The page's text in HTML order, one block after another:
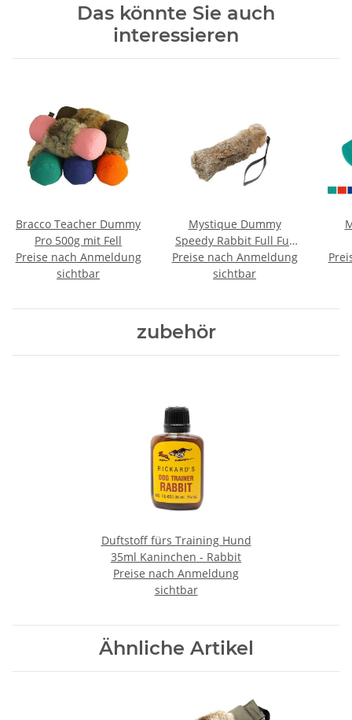
Das könnte Sie auch
interessieren
Bracco Teacher Dummy
Pro 500g mit Fell
Preise nach Anmeldung
sichtbar
Mystique Dummy
Speedy Rabbit Full Fur
mit Fell 250g
Preise nach Anmeldung
sichtbar
zubehör
Duftstoff fürs Training Hund
35ml Kaninchen - Rabbit
Preise nach Anmeldung
sichtbar
Ähnliche Artikel